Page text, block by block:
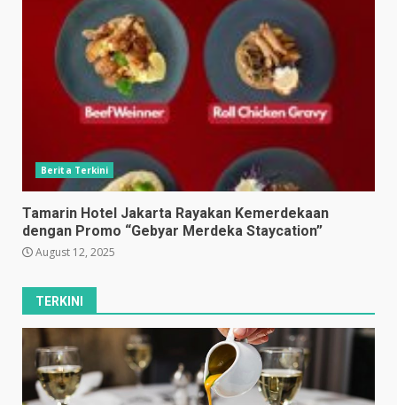
Berita Terkini
Tamarin Hotel Jakarta Rayakan Kemerdekaan
dengan Promo “Gebyar Merdeka Staycation”
August 12, 2025
TERKINI